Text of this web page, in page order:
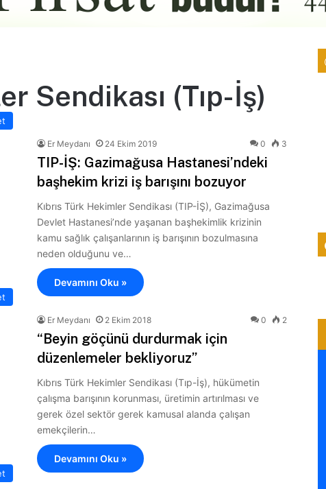
Sendikası (Tıp-İş)
Er Meydanı 24 Ekim 2019 0 3
TIP-İŞ: Gazimağusa Hastanesi’ndeki
başhekim krizi iş barışını bozuyor
Kıbrıs Türk Hekimler Sendikası (TIP-İŞ), Gazimağusa
Devlet Hastanesi’nde yaşanan başhekimlik krizinin
kamu sağlık çalışanlarının iş barışının bozulmasına
neden olduğunu ve…
Devamını Oku »
Er Meydanı 2 Ekim 2018 0 2
“Beyin göçünü durdurmak için
düzenlemeler bekliyoruz”
Kıbrıs Türk Hekimler Sendikası (Tıp-İş), hükümetin
çalışma barışının korunması, üretimin artırılması ve
gerek özel sektör gerek kamusal alanda çalışan
emekçilerin…
Devamını Oku »